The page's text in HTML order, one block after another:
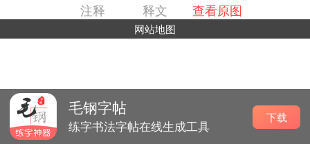
注释 释文 查看原图
网站地图
毛钢字帖
练字书法字帖在线生成工具
下载